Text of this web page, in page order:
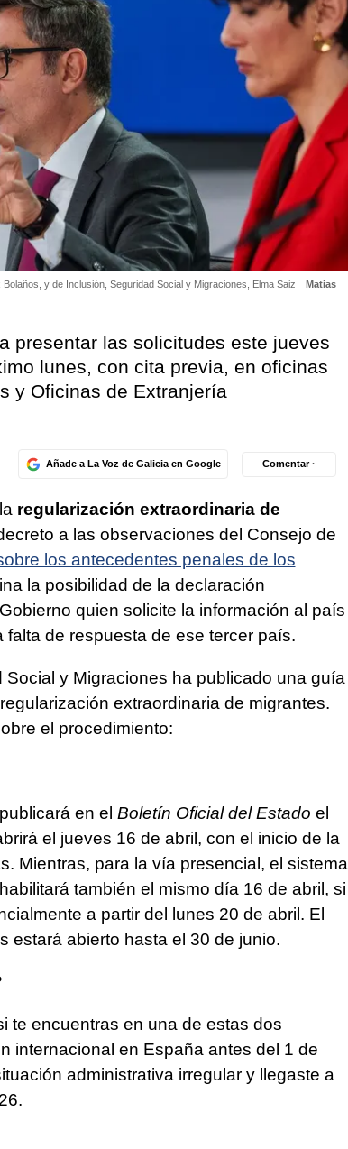
y de Inclusión, Seguridad Social y Migraciones, Elma Saiz
Matias
presentar las solicitudes este jueves
lunes, con cita previa, en oficinas
y Oficinas de Extranjería
Añade a La Voz de Galicia en Google Comentar ·
regularización extraordinaria de
a las observaciones del Consejo de
los antecedentes penales de los
la posibilidad de la declaración
quien solicite la información al país
de respuesta de ese tercer país.
y Migraciones ha publicado una guía
extraordinaria de migrantes.
el procedimiento:
en el Boletín Oficial del Estado el
el jueves 16 de abril, con el inicio de la
Mientras, para la vía presencial, el sistema
también el mismo día 16 de abril, si
a partir del lunes 20 de abril. El
estará abierto hasta el 30 de junio.
te encuentras en una de estas dos
internacional en España antes del 1 de
administrativa irregular y llegaste a